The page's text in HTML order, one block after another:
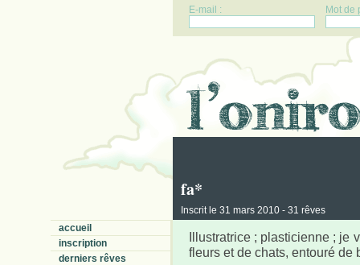
E-mail : Mot de
fa*
Inscrit le 31 mars 2010 - 31 rêves
accueil
inscription
derniers rêves
Illustratrice ; plasticienne ; je
fleurs et de chats, entouré de